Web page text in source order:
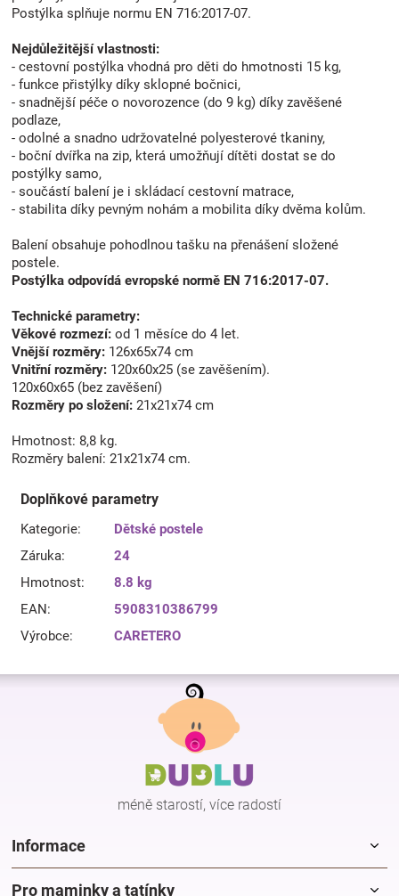
Postýlka splňuje normu EN 716:2017-07.
Nejdůležitější vlastnosti:
- cestovní postýlka vhodná pro děti do hmotnosti 15 kg,
- funkce přistýlky díky sklopné bočnici,
- snadnější péče o novorozence (do 9 kg) díky zavěšené
podlaze,
- odolné a snadno udržovatelné polyesterové tkaniny,
- boční dvířka na zip, která umožňují dítěti dostat se do
postýlky samo,
- součástí balení je i skládací cestovní matrace,
- stabilita díky pevným nohám a mobilita díky dvěma kolům.
Balení obsahuje pohodlnou tašku na přenášení složené
postele.
Postýlka odpovídá evropské normě EN 716:2017-07.
Technické parametry:
Věkové rozmezí: od 1 měsíce do 4 let.
Vnější rozměry: 126x65x74 cm
Vnitřní rozměry: 120x60x25 (se zavěšením).
120x60x65 (bez zavěšení)
Rozměry po složení: 21x21x74 cm
Hmotnost: 8,8 kg.
Rozměry balení: 21x21x74 cm.
Doplňkové parametry
Kategorie:
Dětské postele
Záruka:
24
Hmotnost:
8.8 kg
EAN:
5908310386799
Výrobce: CARETERO
Z
méně starostí, více radostí
Informace
Pro maminky a tatínky